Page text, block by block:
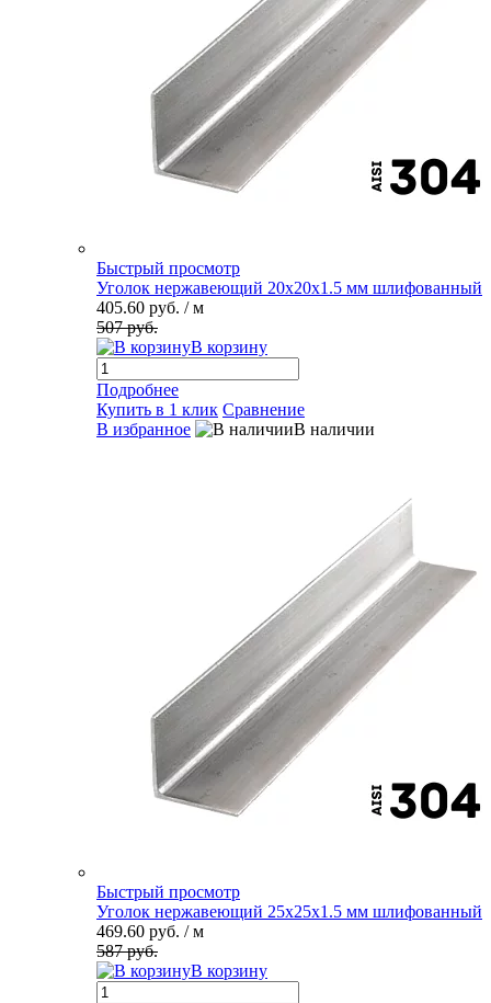
Быстрый просмотр
Уголок нержавеющий 20х20х1.5 мм шлифованный
405.60 руб. / м
507 руб.
В корзину
Подробнее
Купить в 1 клик Сравнение
В избранное
В наличии
Быстрый просмотр
Уголок нержавеющий 25х25х1.5 мм шлифованный
469.60 руб. / м
587 руб.
В корзину